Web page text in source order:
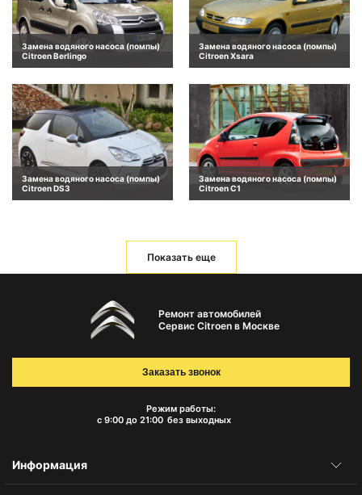
Замена водяного насоса (помпы)
Citroen Berlingo
Замена водяного насоса (помпы)
Citroen Xsara
Замена водяного насоса (помпы)
Citroen DS3
Замена водяного насоса (помпы)
Citroen C1
Показать еще
Ремонт автомобилей
Сервис Citroen в Москве
Режим работы:
с 9:00 до 21:00 без выходных
Заказать звонок
Информация